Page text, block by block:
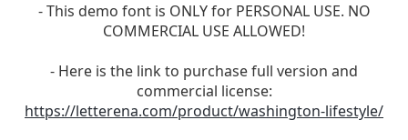
- This demo font is ONLY for PERSONAL USE. NO
COMMERCIAL USE ALLOWED!
- Here is the link to purchase full version and
commercial license:
https://letterena.com/product/washington-lifestyle/